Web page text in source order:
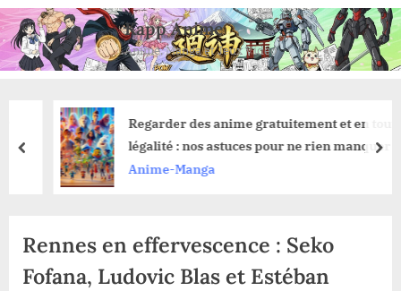
Skip
to
content
Kapp Anime
Anime, Manga et Jeux Vidéo
Regarder des anime gratuitement et en toute
légalité : nos astuces pour ne rien manquer
Anime-Manga
prev
Rennes en effervescence : Seko
Fofana, Ludovic Blas et Estéban